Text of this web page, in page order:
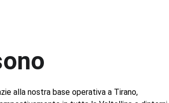
alla nostra base operativa a Tirano,